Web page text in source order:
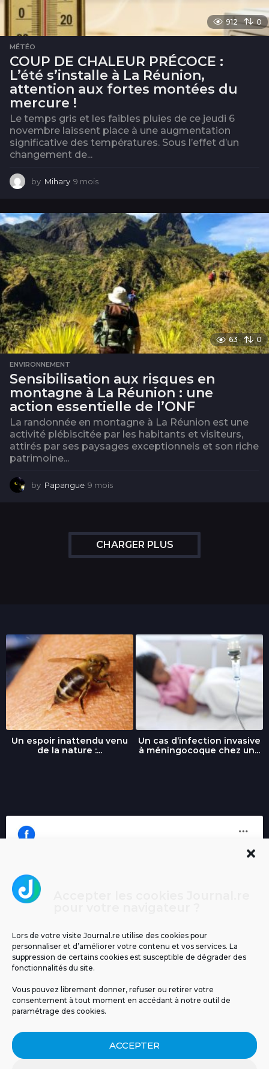
Lors de votre visite Journal.re utilise des cookies pour
personnaliser et d’améliorer votre contenu et vos services. La
suppression de certains cookies est susceptible de dégrader des
fonctionnalités du site.
Vous pouvez librement donner, refuser ou retirer votre
consentement à tout moment en accédant à notre outil de
paramétrage des cookies.
ACCEPTER
912 0
MÉTÉO
COUP DE CHALEUR PRÉCOCE :
L’été s’installe à La Réunion,
attention aux fortes montées du
mercure !
Le temps gris et les faibles pluies de ce jeudi 6
novembre laissent place à une augmentation
significative des températures. Sous l’effet d’un
changement de...
by Mihary 9 mois
i
s
63 0
ENVIRONNEMENT
Sensibilisation aux risques en
montagne à La Réunion : une
action essentielle de l’ONF
La randonnée en montagne à La Réunion est une
activité plébiscitée par les habitants et visiteurs,
attirés par ses paysages exceptionnels et son riche
patrimoine...
by Papangue 9 mois
s
CHARGER PLUS
Un espoir inattendu venu
de la nature :...
Un cas d’infection invasive
à méningocoque chez un...
MENTIONS LÉGALES PUBLICITÉ
BLOG
NOS ÉMISSIONS
POLITIQUE DE CONFIDENTIALITÉ
CONTACT